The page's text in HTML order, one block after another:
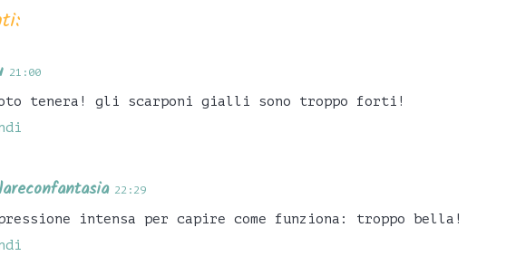
21:00
tenera! gli scarponi gialli sono troppo forti!
22:29
intensa per capire come funziona: troppo bella!